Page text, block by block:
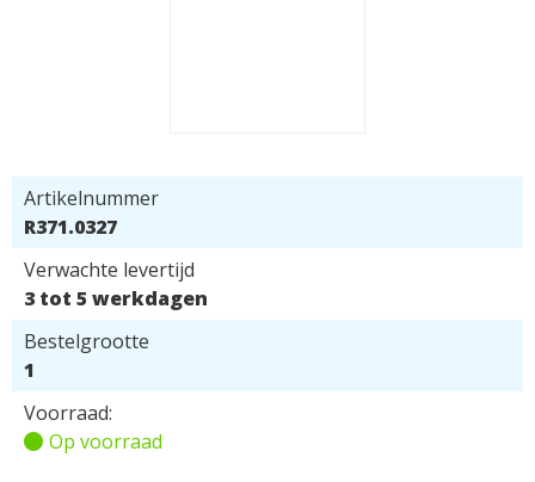
Artikelnummer
R371.0327
Verwachte levertijd
3 tot 5 werkdagen
Bestelgrootte
1
Voorraad:
Op voorraad